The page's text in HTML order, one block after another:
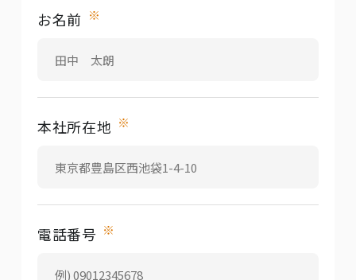
お名前 ※
本社所在地 ※
電話番号 ※